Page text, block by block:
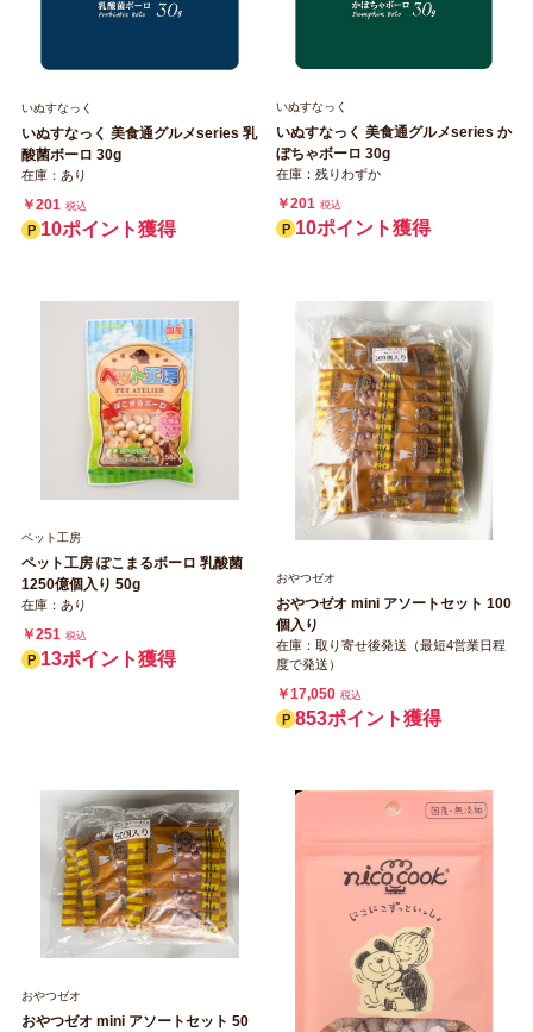
いぬすなっく
いぬすなっく 美食通グルメseries 乳
酸菌ボーロ 30g
在庫：あり
￥201 税込
10ポイント獲得
いぬすなっく
いぬすなっく 美食通グルメseries か
ぼちゃボーロ 30g
在庫：残りわずか
￥201 税込
10ポイント獲得
ペット工房
ペット工房 ぽこまるボーロ 乳酸菌
1250億個入り 50g
在庫：あり
￥251 税込
13ポイント獲得
おやつゼオ
おやつゼオ mini アソートセット 100
個入り
在庫：取り寄せ後発送（最短4営業日程
度で発送）
￥17,050 税込
853ポイント獲得
おやつゼオ
おやつゼオ mini アソートセット 50